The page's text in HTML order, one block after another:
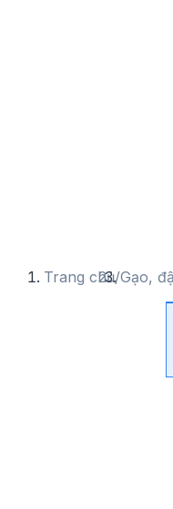
Trang chủ/Gạo,